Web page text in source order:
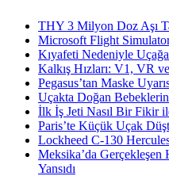
THY 3 Milyon Doz Aşı
Microsoft Flight
Kıyafeti Nedeniyle Uçağa
Kalkış Hızları: V1, VR
Pegasus’tan Maske
Uçakta Doğan
İlk İş Jeti Nasıl Bir Fikir
Paris’te Küçük Uçak
Lockheed C-130
Meksika’da Gerçekleşen
Yansıdı